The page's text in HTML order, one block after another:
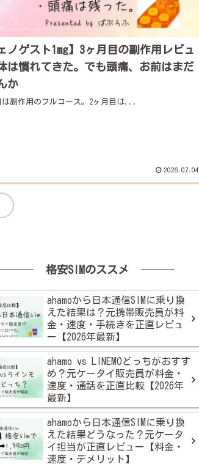
ノゲスト1mg】3ヶ月目の副作用レビュ
は慣れてきた。でも頭痛、お前はまだ
か
は副作用のフルコース。2ヶ月目は...
2026.07.04
格安SIMのススメ
ahamoから日本通信SIMに乗り換
えた結果は？元携帯販売員が料
金・速度・手続きを正直レビュ
ー【2026年最新】
ahamo vs LINEMOどっちがおすす
め？元ケータイ販売員が料金・
速度・通話を正直比較【2026年
最新】
ahamoから日本通信SIMに乗り換
えた結果どうなった？元ケータ
イ担当が正直レビュー【料金・
速度・デメリット】